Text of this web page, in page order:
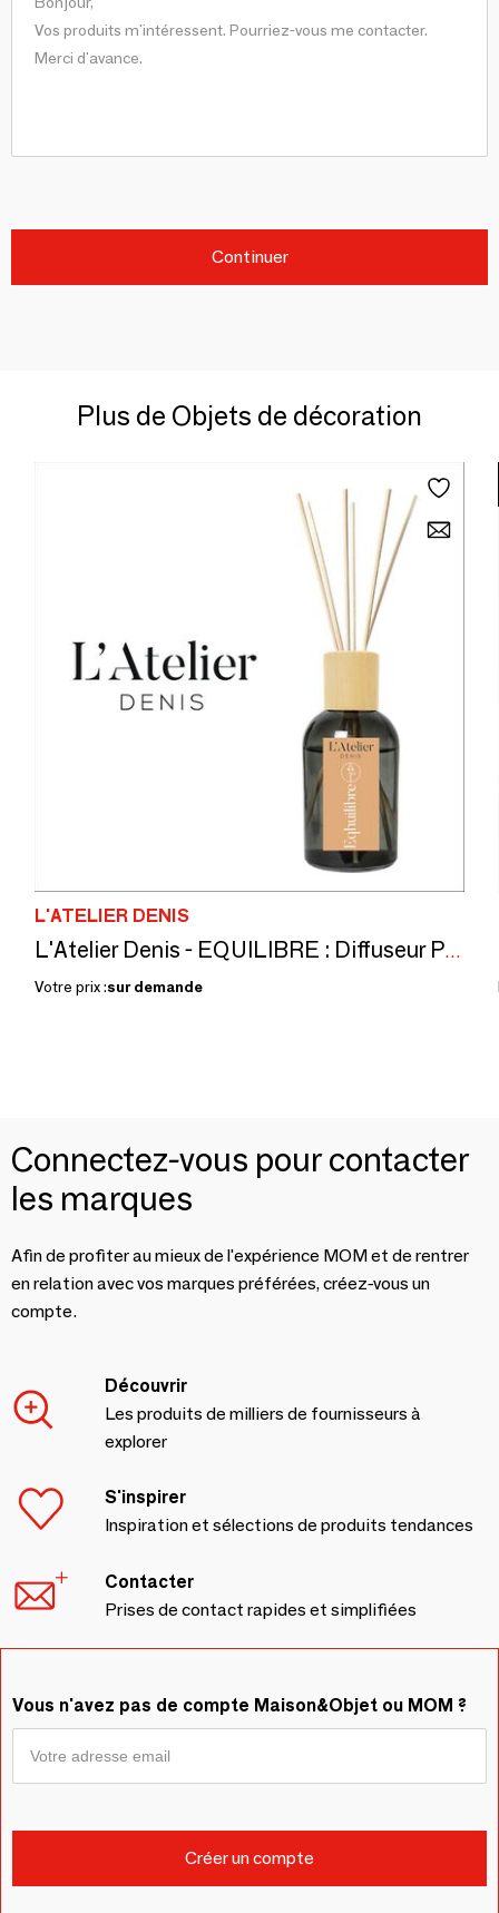
Continuer
Plus de Objets de décoration
L'ATELIER DENIS
L'Atelier Denis - EQUILIBRE : Diffuseur Parfum 200ml – Fabriqué en France
Votre prix :sur demande
Connectez-vous pour contacter
les marques
Afin de profiter au mieux de l'expérience MOM et de rentrer
en relation avec vos marques préférées, créez-vous un
compte.
Découvrir
Les produits de milliers de fournisseurs à
explorer
S'inspirer
Inspiration et sélections de produits tendances
Contacter
Prises de contact rapides et simplifiées
Vous n'avez pas de compte Maison&Objet ou MOM ?